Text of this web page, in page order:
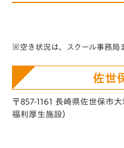
※空き状況は、スクール事務局
佐世
〒857-1161 長崎県佐世保市大
福利厚生施設）